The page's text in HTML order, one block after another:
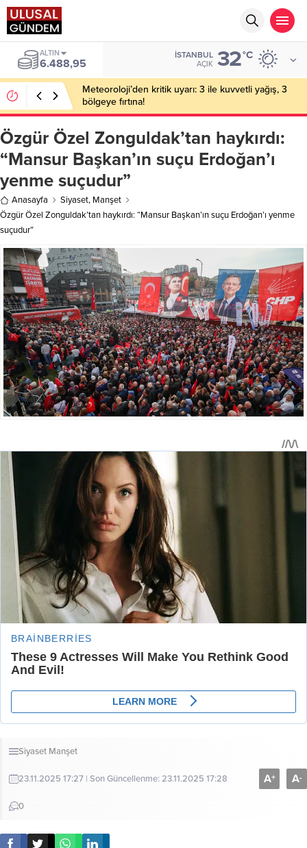
BIST
13.798,82
İSTANBUL
AÇIK 32°C
Meteoroloji’den kritik uyarı: 3 ile kuvvetli yağış, 3
bölgeye fırtına!
Özgür Özel Zonguldak’tan haykırdı:
“Mansur Başkan’ın suçu Erdoğan’ı
yenme suçudur”
Anasayfa Siyaset, Manşet
Özgür Özel Zonguldak’tan haykırdı: “Mansur Başkan’ın suçu Erdoğan’ı yenme
suçudur”
Siyaset Manşet
23.11.2025 17:27 | Son Güncellenme: 23.11.2025 17:28
0
A+ A-